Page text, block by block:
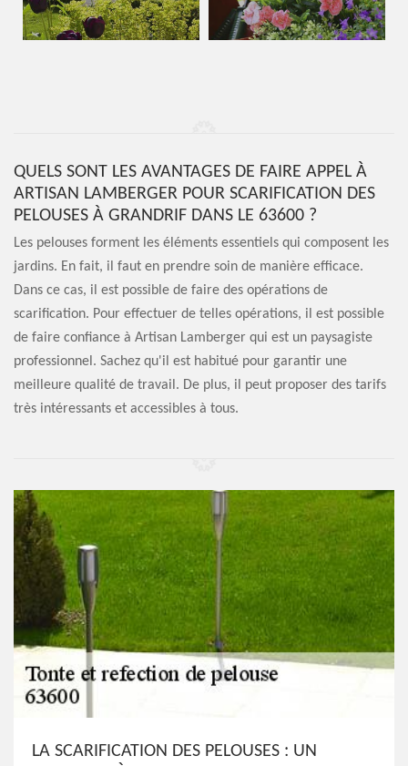
QUELS SONT LES AVANTAGES DE FAIRE APPEL À
ARTISAN LAMBERGER POUR SCARIFICATION DES
PELOUSES À GRANDRIF DANS LE 63600 ?
Les pelouses forment les éléments essentiels qui composent les
jardins. En fait, il faut en prendre soin de manière efficace.
Dans ce cas, il est possible de faire des opérations de
scarification. Pour effectuer de telles opérations, il est possible
de faire confiance à Artisan Lamberger qui est un paysagiste
professionnel. Sachez qu'il est habitué pour garantir une
meilleure qualité de travail. De plus, il peut proposer des tarifs
très intéressants et accessibles à tous.
LA SCARIFICATION DES PELOUSES : UN